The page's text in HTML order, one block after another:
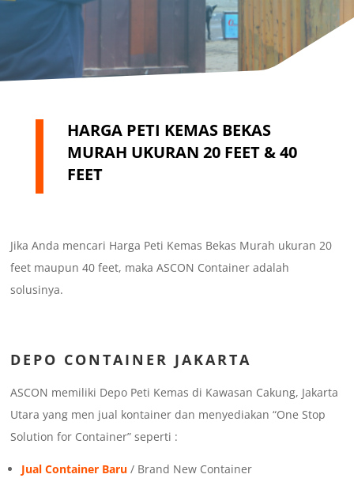
HARGA PETI KEMAS BEKAS
MURAH UKURAN 20 FEET & 40
FEET
Jika Anda mencari Harga Peti Kemas Bekas Murah ukuran 20
feet maupun 40 feet, maka ASCON Container adalah
solusinya.
DEPO CONTAINER JAKARTA
ASCON memiliki Depo Peti Kemas di Kawasan Cakung, Jakarta
Utara yang men jual kontainer dan menyediakan “One Stop
Solution for Container” seperti :
Jual Container Baru / Brand New Container